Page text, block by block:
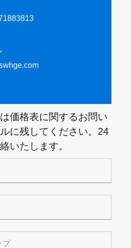
価格表に関するお問い
に残してください。24
いたします。